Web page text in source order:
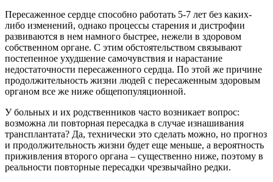
Пересаженное сердце способно работать 5-7 лет без каких-
либо изменений, однако процессы старения и дистрофии
развиваются в нем намного быстрее, нежели в здоровом
собственном органе. С этим обстоятельством связывают
постепенное ухудшение самочувствия и нарастание
недостаточности пересаженного сердца. По этой же причине
продолжительность жизни людей с пересаженным здоровым
органом все же ниже общепопуляционной.
У больных и их родственников часто возникает вопрос:
возможна ли повторная пересадка в случае изнашивания
трансплантата? Да, технически это сделать можно, но прогноз
и продолжительность жизни будет еще меньше, а вероятность
приживления второго органа – существенно ниже, поэтому в
реальности повторные пересадки чрезвычайно редки.